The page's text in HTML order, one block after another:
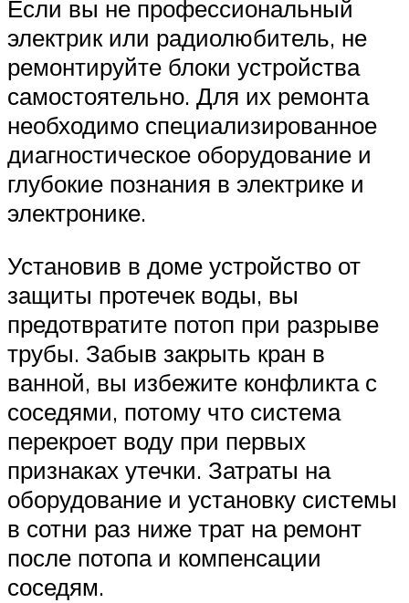
Если вы не профессиональный
электрик или радиолюбитель, не
ремонтируйте блоки устройства
самостоятельно. Для их ремонта
необходимо специализированное
диагностическое оборудование и
глубокие познания в электрике и
электронике.
Установив в доме устройство от
защиты протечек воды, вы
предотвратите потоп при разрыве
трубы. Забыв закрыть кран в
ванной, вы избежите конфликта с
соседями, потому что система
перекроет воду при первых
признаках утечки. Затраты на
оборудование и установку системы
в сотни раз ниже трат на ремонт
после потопа и компенсации
соседям.